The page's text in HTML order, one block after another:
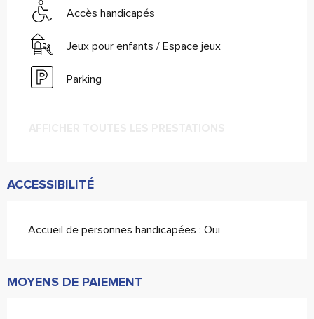
Accès handicapés
Jeux pour enfants / Espace jeux
Parking
ACCESSIBILITÉ
Accueil de personnes handicapées : Oui
MOYENS DE PAIEMENT